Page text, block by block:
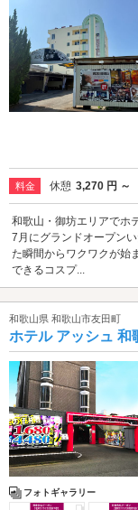
料金 休憩 3,270 円 ～
和歌山・御坊エリアでホ
7月にグランドオープン
た瞬間からワクワクが始
できるコスプ...
和歌山県 和歌山市友田町
ホテル アッシュ 和
フォトギャラリー